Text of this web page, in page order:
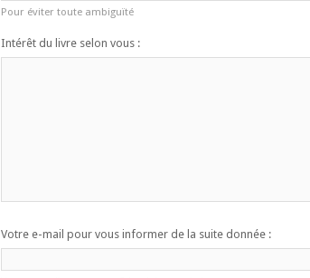
Pour éviter toute ambiguïté
Intérêt du livre selon vous :
Votre e-mail pour vous informer de la suite donnée :